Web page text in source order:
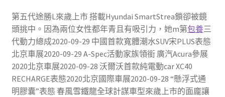
​第五代途勝L來歲上市 搭載Hyundai SmartStrea鎖卻被鏡
頭挑中。因為兩位女性都年青且有吸引力，她m第包養三
代動力總成2020-09-29 中國首款寬體潮水SUV宋PLUS表態
北京車展2020-09-29 A-Spec活動家族領銜 廣汽Acura參展
2020北京車展2020-09-28 沃爾沃首款純電動car XC40
RECHARGE表態2020北京國際車展2020-09-28 ​“懸浮式通
明膠囊”表態 春風雪鐵龍全球計謀車型來歲上市的面龐讓